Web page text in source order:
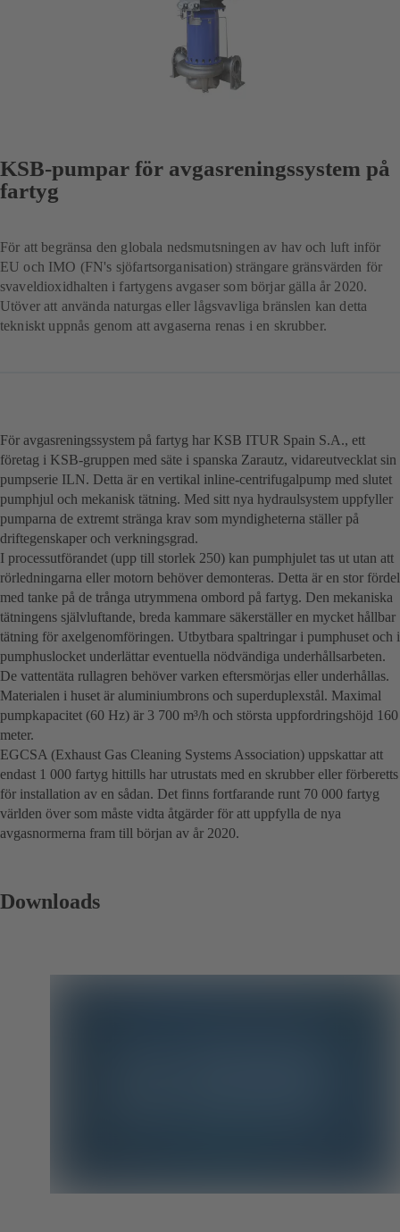
KSB-pumpar för avgasreningssystem på
fartyg
För att begränsa den globala nedsmutsningen av hav och luft inför
EU och IMO (FN's sjöfartsorganisation) strängare gränsvärden för
svaveldioxidhalten i fartygens avgaser som börjar gälla år 2020.
Utöver att använda naturgas eller lågsvavliga bränslen kan detta
tekniskt uppnås genom att avgaserna renas i en skrubber.
För avgasreningssystem på fartyg har KSB ITUR Spain S.A., ett
företag i KSB-gruppen med säte i spanska Zarautz, vidareutvecklat sin
pumpserie ILN. Detta är en vertikal inline-centrifugalpump med slutet
pumphjul och mekanisk tätning. Med sitt nya hydraulsystem uppfyller
pumparna de extremt stränga krav som myndigheterna ställer på
driftegenskaper och verkningsgrad.
I processutförandet (upp till storlek 250) kan pumphjulet tas ut utan att
rörledningarna eller motorn behöver demonteras. Detta är en stor fördel
med tanke på de trånga utrymmena ombord på fartyg. Den mekaniska
tätningens självluftande, breda kammare säkerställer en mycket hållbar
tätning för axelgenomföringen. Utbytbara spaltringar i pumphuset och i
pumphuslocket underlättar eventuella nödvändiga underhållsarbeten.
De vattentäta rullagren behöver varken eftersmörjas eller underhållas.
Materialen i huset är aluminiumbrons och superduplexstål. Maximal
pumpkapacitet (60 Hz) är 3 700 m³/h och största uppfordringshöjd 160
meter.
EGCSA (Exhaust Gas Cleaning Systems Association) uppskattar att
endast 1 000 fartyg hittills har utrustats med en skrubber eller förberetts
för installation av en sådan. Det finns fortfarande runt 70 000 fartyg
världen över som måste vidta åtgärder för att uppfylla de nya
avgasnormerna fram till början av år 2020.
Downloads